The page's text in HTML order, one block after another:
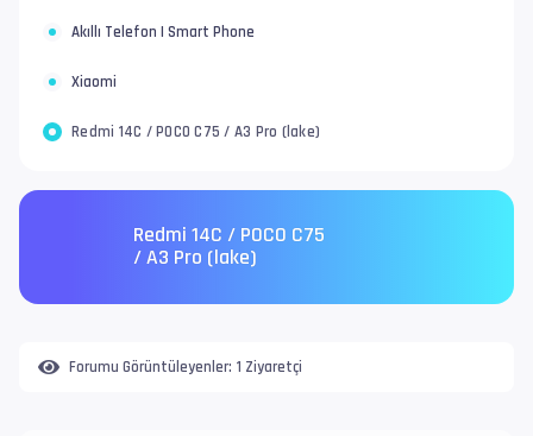
Akıllı Telefon | Smart Phone
Xiaomi
Redmi 14C / POCO C75 / A3 Pro (lake)
Redmi 14C / POCO C75
/ A3 Pro (lake)
Forumu Görüntüleyenler: 1 Ziyaretçi